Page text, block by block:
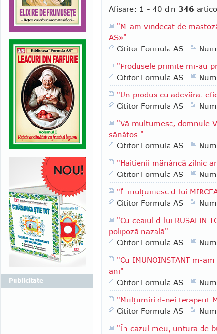
Afisare: 1 - 40 din 346
"M-am vindecat de
AS»"
Cititor Formula AS
"Produsele primite mi-au
Cititor Formula AS
"Un produs cu adevărat
Cititor Formula AS
"Vă mulţumesc, domnule
sănătos!"
Cititor Formula AS
"Haitienii mănâncă zilnic
Cititor Formula AS
"Îi mulţumesc d-lui
Cititor Formula AS
"Cu ceaiul d-lui RUSALIN
polipoză nazală"
Cititor Formula AS
"Cu IMUNOINSTANT m-
ani"
Cititor Formula AS
"Mulţumiri d-nei terapeut
Cititor Formula AS
"În cazul meu, untura de
Publicitate